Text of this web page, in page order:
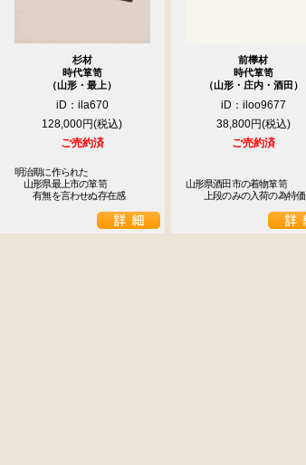
杉材
時代箪笥
（山形・最上）
iD：ila670
128,000円
ご売約済
明治期に作られた
山形県最上市の箪笥
有無を言わせぬ存在感
前﨔材
時代箪笥
（山形・庄内・酒田）
iD：iloo9677
38,800円
ご売約済
山形県酒田市の着物箪笥
上段のみの入荷の為特価